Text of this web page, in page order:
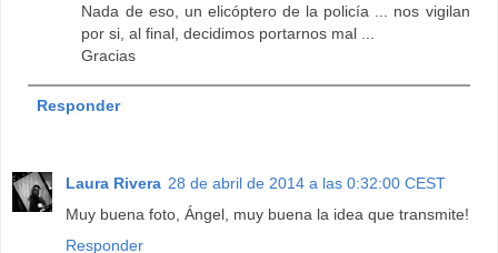
Nada de eso, un elicóptero de la policía ... nos vigilan
por si, al final, decidimos portarnos mal ...
Gracias
Responder
Laura Rivera 28 de abril de 2014 a las 0:32:00 CEST
Muy buena foto, Ángel, muy buena la idea que transmite!
Responder